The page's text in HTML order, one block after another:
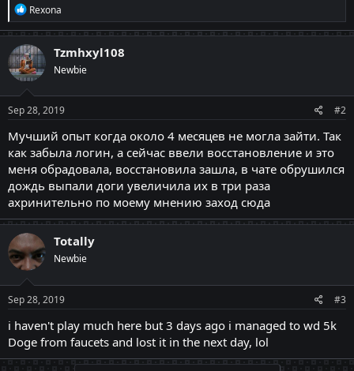
R
e
a
c
t
i
o
n
s
:
Rexona
Tzmhxyl108
Newbie
Sep 28, 2019 #2
Мучший опыт когда около 4 месяцев не могла зайти. Так
как забыла логин, а сейчас ввели восстановление и это
меня обрадовала, восстановила зашла, в чате обрушился
дождь выпали доги увеличила их в три раза
ахринительно по моему мнению заход сюда
Totally
Newbie
Sep 28, 2019 #3
i haven't play much here but 3 days ago i managed to wd 5k
Doge from faucets and lost it in the next day, lol